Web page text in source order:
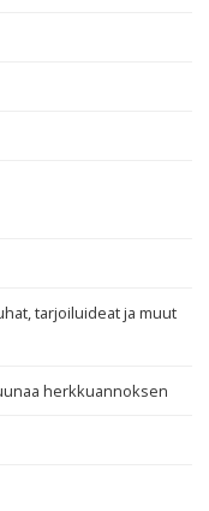
tarjoiluideat ja muut
herkkuannoksen